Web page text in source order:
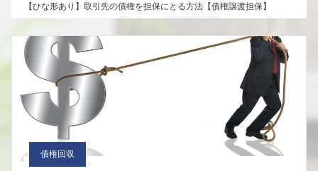
【ひな形あり】取引先の債権を担保にとる方法【債権譲渡担保】
債権回収